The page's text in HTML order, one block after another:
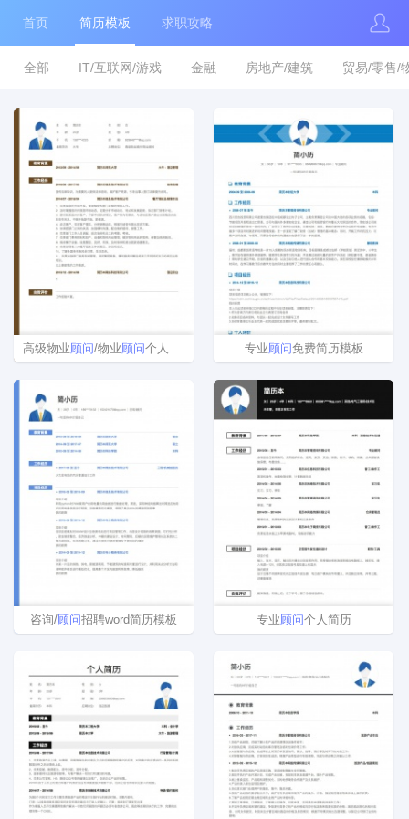
首页 简历模板 求职攻略
全部 IT/互联网/游戏 金融 房地产/建筑 贸易/零售/
高级物业顾问/物业顾问个人简历模板 专业顾问免费简历模板
咨询/顾问招聘word简历模板 专业顾问个人简历